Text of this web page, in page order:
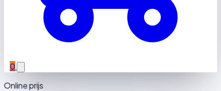
0
Online prijs